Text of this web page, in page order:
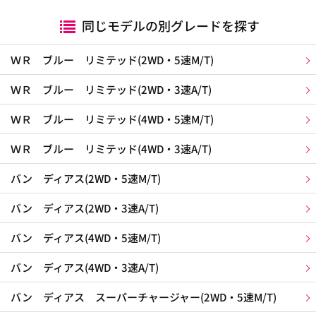
同じモデルの別グレードを探す
ＷＲ ブルー リミテッド(2WD・5速M/T)
ＷＲ ブルー リミテッド(2WD・3速A/T)
ＷＲ ブルー リミテッド(4WD・5速M/T)
ＷＲ ブルー リミテッド(4WD・3速A/T)
バン ディアス(2WD・5速M/T)
バン ディアス(2WD・3速A/T)
バン ディアス(4WD・5速M/T)
バン ディアス(4WD・3速A/T)
バン ディアス スーパーチャージャー(2WD・5速M/T)